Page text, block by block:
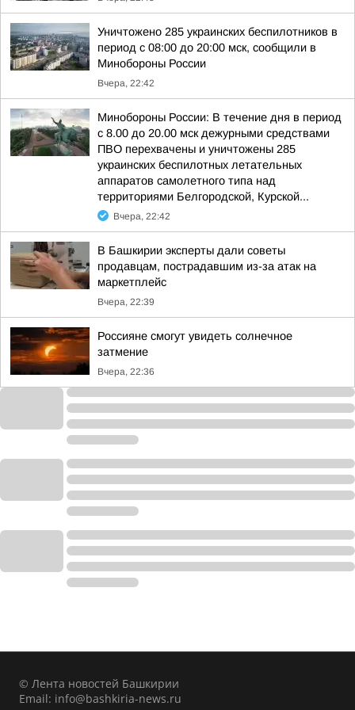
Уничтожено 285 украинских беспилотников в
период с 08:00 до 20:00 мск, сообщили в
Минобороны России
Вчера, 22:42
Минобороны России: В течение дня в период
с 8.00 до 20.00 мск дежурными средствами
ПВО перехвачены и уничтожены 285
украинских беспилотных летательных
аппаратов самолетного типа над
территориями Белгородской, Курской...
Вчера, 22:42
В Башкирии эксперты дали советы
продавцам, пострадавшим из-за атак на
маркетплейс
Вчера, 22:39
Россияне смогут увидеть солнечное
затмение
Вчера, 22:36
© Лента новостей Башкирии
Email: info@bashkiria-news.ru